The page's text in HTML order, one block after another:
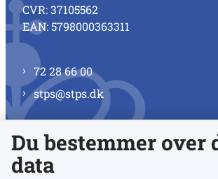
CVR: 37105562
EAN: 5798000363311
72 28 66 00
stps@stps.dk
Se alle kontaktnumre
Du bestemmer over
data